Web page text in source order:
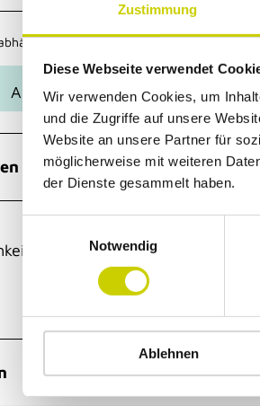
Zustimmung
Diese Webseite verwendet
Wir verwenden Cookies, um
und die Zugriffe auf unsere
Website an unsere Partner für
möglicherweise mit weiteren
der Dienste gesammelt haben.
i
g
Notwendig
Ablehnen
Apr Mai Jun Jul Aug Sep